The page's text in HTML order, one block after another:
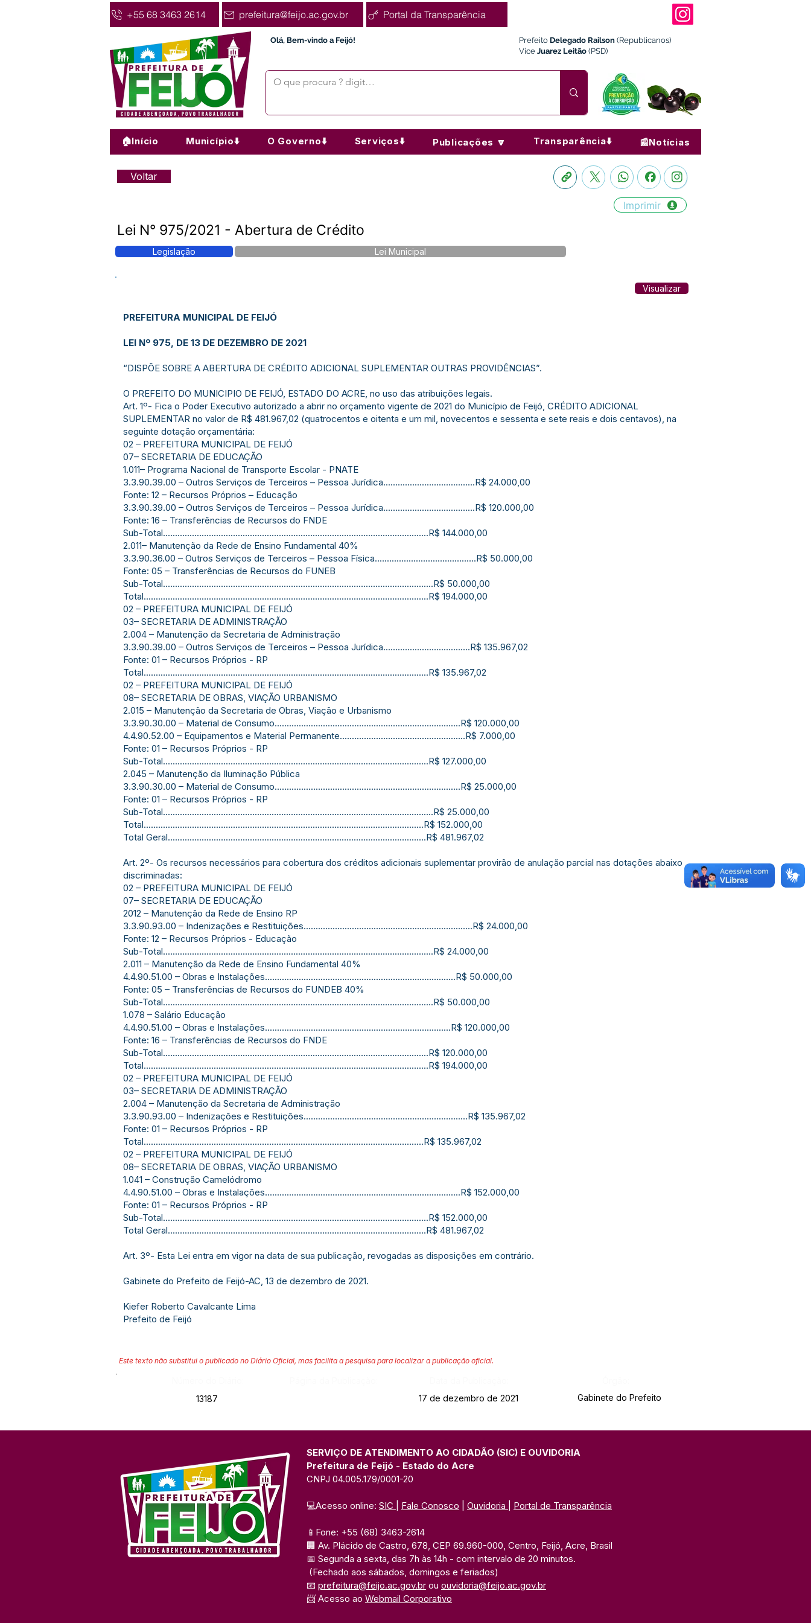
+55 68 3463 2614 prefeitura@feijo.ac.gov.br Portal da Transparência
Olá, Bem-vindo a Feijó! Prefeito Delegado Railson (Republicanos)
Vice Juarez Leitão (PSD)
🏠Início Município⬇️ O Governo⬇️ Serviços⬇️ Publicações 🔽 Transparência⬇️ 📰Notícias
Voltar
Imprimir
Lei N° 975/2021 - Abertura de Crédito
Legislação Lei Municipal
Visualizar
PREFEITURA MUNICIPAL DE FEIJÓ
LEI Nº 975, DE 13 DE DEZEMBRO DE 2021
“DISPÕE SOBRE A ABERTURA DE CRÉDITO ADICIONAL SUPLEMENTAR OUTRAS PROVIDÊNCIAS”.
O PREFEITO DO MUNICIPIO DE FEIJÓ, ESTADO DO ACRE, no uso das atribuições legais.
Art. 1º- Fica o Poder Executivo autorizado a abrir no orçamento vigente de 2021 do Município de Feijó, CRÉDITO ADICIONAL
SUPLEMENTAR no valor de R$ 481.967,02 (quatrocentos e oitenta e um mil, novecentos e sessenta e sete reais e dois centavos), na
seguinte dotação orçamentária:
02 – PREFEITURA MUNICIPAL DE FEIJÓ
07– SECRETARIA DE EDUCAÇÃO
1.011– Programa Nacional de Transporte Escolar - PNATE
3.3.90.39.00 – Outros Serviços de Terceiros – Pessoa Jurídica......................................R$ 24.000,00
Fonte: 12 – Recursos Próprios – Educação
3.3.90.39.00 – Outros Serviços de Terceiros – Pessoa Jurídica......................................R$ 120.000,00
Fonte: 16 – Transferências de Recursos do FNDE
Sub-Total..............................................................................................................R$ 144.000,00
2.011– Manutenção da Rede de Ensino Fundamental 40%
3.3.90.36.00 – Outros Serviços de Terceiros – Pessoa Física..........................................R$ 50.000,00
Fonte: 05 – Transferências de Recursos do FUNEB
Sub-Total................................................................................................................R$ 50.000,00
Total......................................................................................................................R$ 194.000,00
02 – PREFEITURA MUNICIPAL DE FEIJÓ
03– SECRETARIA DE ADMINISTRAÇÃO
2.004 – Manutenção da Secretaria de Administração
3.3.90.39.00 – Outros Serviços de Terceiros – Pessoa Jurídica....................................R$ 135.967,02
Fonte: 01 – Recursos Próprios - RP
Total......................................................................................................................R$ 135.967,02
02 – PREFEITURA MUNICIPAL DE FEIJÓ
08– SECRETARIA DE OBRAS, VIAÇÃO URBANISMO
2.015 – Manutenção da Secretaria de Obras, Viação e Urbanismo
3.3.90.30.00 – Material de Consumo.............................................................................R$ 120.000,00
4.4.90.52.00 – Equipamentos e Material Permanente....................................................R$ 7.000,00
Fonte: 01 – Recursos Próprios - RP
Sub-Total..............................................................................................................R$ 127.000,00
2.045 – Manutenção da Iluminação Pública
3.3.90.30.00 – Material de Consumo.............................................................................R$ 25.000,00
Fonte: 01 – Recursos Próprios - RP
Sub-Total................................................................................................................R$ 25.000,00
Total....................................................................................................................R$ 152.000,00
Total Geral...........................................................................................................R$ 481.967,02
Art. 2º- Os recursos necessários para cobertura dos créditos adicionais suplementar provirão de anulação parcial nas dotações abaixo
discriminadas:
02 – PREFEITURA MUNICIPAL DE FEIJÓ
07– SECRETARIA DE EDUCAÇÃO
2012 – Manutenção da Rede de Ensino RP
3.3.90.93.00 – Indenizações e Restituições......................................................................R$ 24.000,00
Fonte: 12 – Recursos Próprios - Educação
Sub-Total................................................................................................................R$ 24.000,00
2.011 – Manutenção da Rede de Ensino Fundamental 40%
4.4.90.51.00 – Obras e Instalações...............................................................................R$ 50.000,00
Fonte: 05 – Transferências de Recursos do FUNDEB 40%
Sub-Total................................................................................................................R$ 50.000,00
1.078 – Salário Educação
4.4.90.51.00 – Obras e Instalações.............................................................................R$ 120.000,00
Fonte: 16 – Transferências de Recursos do FNDE
Sub-Total..............................................................................................................R$ 120.000,00
Total......................................................................................................................R$ 194.000,00
02 – PREFEITURA MUNICIPAL DE FEIJÓ
03– SECRETARIA DE ADMINISTRAÇÃO
2.004 – Manutenção da Secretaria de Administração
3.3.90.93.00 – Indenizações e Restituições....................................................................R$ 135.967,02
Fonte: 01 – Recursos Próprios - RP
Total....................................................................................................................R$ 135.967,02
02 – PREFEITURA MUNICIPAL DE FEIJÓ
08– SECRETARIA DE OBRAS, VIAÇÃO URBANISMO
1.041 – Construção Camelódromo
4.4.90.51.00 – Obras e Instalações.................................................................................R$ 152.000,00
Fonte: 01 – Recursos Próprios - RP
Sub-Total..............................................................................................................R$ 152.000,00
Total Geral...........................................................................................................R$ 481.967,02
Art. 3º- Esta Lei entra em vigor na data de sua publicação, revogadas as disposições em contrário.
Gabinete do Prefeito de Feijó-AC, 13 de dezembro de 2021.
Kiefer Roberto Cavalcante Lima
Prefeito de Feijó
Este texto não substitui o publicado no Diário Oficial, mas facilita a pesquisa para localizar a publicação oficial.
13187
17 de dezembro de 2021 Gabinete do Prefeito
SERVIÇO DE ATENDIMENTO AO CIDADÃO (SIC) E OUVIDORIA
Prefeitura de Feijó - Estado do Acre
CNPJ 04.005.179/0001-20
💻Acesso online: SIC Fale Conosco Ouvidoria Portal de Transparência
📱Fone: +55 (68) 3463-2614
🏢 Av. Plácido de Castro, 678, CEP 69.960-000, Centro, Feijó, Acre, Brasil
📅 Segunda a sexta, das 7h às 14h - com intervalo de 20 minutos.
(Fechado aos sábados, domingos e feriados)
📧 prefeitura@feijo.ac.gov.br ou ouvidoria@feijo.ac.gov.br
📨 Acesso ao Webmail Corporativo